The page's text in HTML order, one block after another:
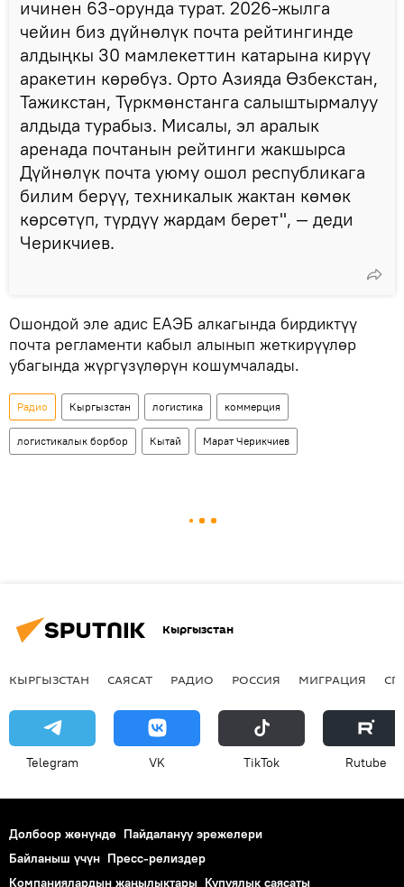
ичинен 63-орунда турат. 2026-жылга
чейин биз дүйнөлүк почта рейтингинде
алдыңкы 30 мамлекеттин катарына кирүү
аракетин көрөбүз. Орто Азияда Өзбекстан,
Тажикстан, Түркмөнстанга салыштырмалуу
алдыда турабыз. Мисалы, эл аралык
аренада почтанын рейтинги жакшырса
Дүйнөлүк почта уюму ошол республикага
билим берүү, техникалык жактан көмөк
көрсөтүп, түрдүү жардам берет", — деди
Черикчиев.
Ошондой эле адис ЕАЭБ алкагында бирдиктүү
почта регламенти кабыл алынып жеткирүүлөр
убагында жүргүзүлөрүн кошумчалады.
Радио Кыргызстан логистика коммерция
логистикалык борбор Кытай Марат Черикчиев
Кыргызстан
КЫРГЫЗСТАН САЯСАТ РАДИО РОССИЯ МИГРАЦИЯ
Telegram VK ТikТоk Rutube
Долбоор жөнүндө Пайдалануу эрежелери
Байланыш үчүн Пресс-релиздер
Компаниялардын жаңылыктары Купуялык саясаты